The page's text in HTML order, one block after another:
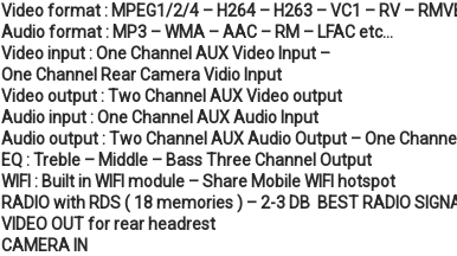
Video format : MPEG1/2/4 – H264 – H263 –VC1 – RV –
Audio format : MP3 –WMA –AAC – RM – LFAC etc…
Video input : One Channel AUX Video Input –
One Channel Rear Camera Vidio Input
Video output : Two Channel AUX Video output
Audio input : One Channel AUX Audio Input
Audio output : Two Channel AUX Audio Output – One
EQ : Treble – Middle – Bass Three Channel Output
WIFI : Built in WIFI module – Share Mobile WIFI hotspot
RADIO with RDS ( 18 memories ) – 2-3 DB BEST RADIO
VIDEO OUT for rear headrest
CAMERA IN